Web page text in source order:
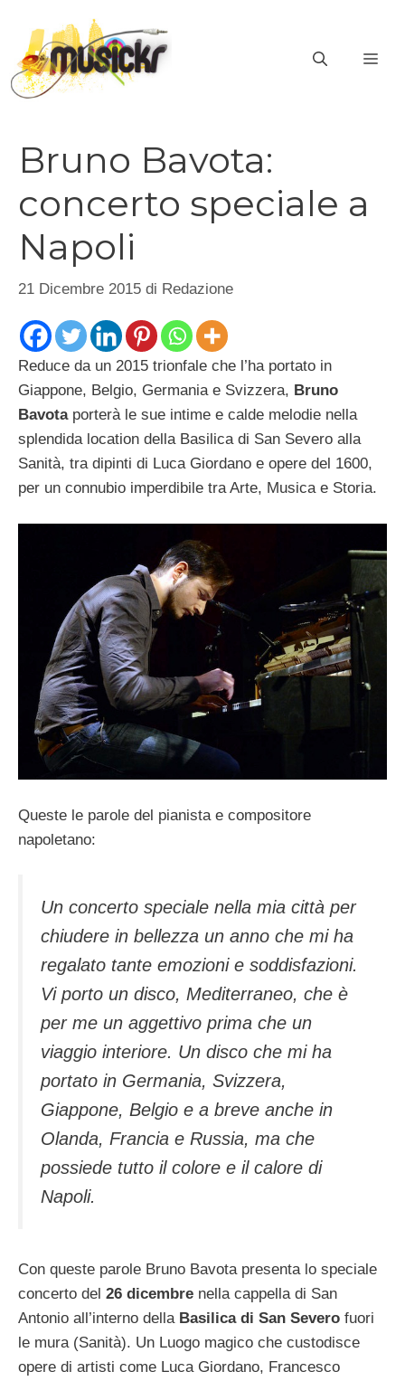
contenuto
Bruno Bavota:
concerto speciale a
Napoli
21 Dicembre 2015 di Redazione
Reduce da un 2015 trionfale che l’ha portato in
Giappone, Belgio, Germania e Svizzera, Bruno
Bavotaporterà le sue intime e calde melodie nella
splendida location della Basilica di San Severo alla
Sanità, tra dipinti di Luca Giordano e opere del 1600,
per un connubio imperdibile tra Arte, Musica e Storia.
Queste le parole del pianista e compositore
napoletano:
Un concerto speciale nella mia città per
chiudere in bellezza un anno che mi ha
regalato tante emozioni e soddisfazioni.
Vi porto un disco, Mediterraneo, che è
per me un aggettivo prima che un
viaggio interiore. Un disco che mi ha
portato in Germania, Svizzera,
Giappone, Belgio e a breve anche in
Olanda, Francia e Russia, ma che
possiede tutto il colore e il calore di
Napoli.
Con queste parole Bruno Bavota presenta lo speciale
concerto del 26 dicembre nella cappella di San
Antonio all’interno della Basilica di San Severo fuori
le mura (Sanità). Un Luogo magico che custodisce
opere di artisti come Luca Giordano, Francesco